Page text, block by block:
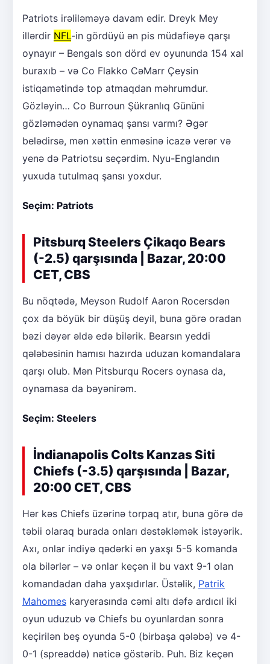
Patriots irəliləməyə davam edir. Dreyk Mey
illərdir NFL-in gördüyü ən pis müdafiəyə qarşı
oynayır – Bengals son dörd ev oyununda 154 xal
buraxıb – və Co Flakko CəMarr Çeysin
istiqamətində top atmaqdan məhrumdur.
Gözləyin… Co Burroun Şükranlıq Gününi
gözləmədən oynamaq şansı varmı? Əgər
belədirsə, mən xəttin enməsinə icazə verər və
yenə də Patriotsu seçərdim. Nyu-Englandın
yuxuda tutulmaq şansı yoxdur.
Seçim: Patriots
Pitsburq Steelers Çikaqo Bears
(-2.5) qarşısında | Bazar, 20:00
CET, CBS
Bu nöqtədə, Meyson Rudolf Aaron Rocersdən
çox da böyük bir düşüş deyil, buna görə oradan
bəzi dəyər əldə edə bilərik. Bearsın yeddi
qələbəsinin hamısı hazırda uduzan komandalara
qarşı olub. Mən Pitsburqu Rocers oynasa da,
oynamasa da bəyənirəm.
Seçim: Steelers
İndianapolis Colts Kanzas Siti
Chiefs (-3.5) qarşısında | Bazar,
20:00 CET, CBS
Hər kəs Chiefs üzərinə torpaq atır, buna görə də
təbii olaraq burada onları dəstəkləmək istəyərik.
Axı, onlar indiyə qədərki ən yaxşı 5-5 komanda
ola bilərlər – və onlar keçən il bu vaxt 9-1 olan
komandadan daha yaxşıdırlar. Üstəlik, Patrik
Mahomes karyerasında cəmi altı dəfə ardıcıl iki
oyun uduzub və Chiefs bu oyunlardan sonra
keçirilən beş oyunda 5-0 (birbaşa qələbə) və 4-
0-1 (spreaddə) nəticə göstərib. Puh. Biz keçən